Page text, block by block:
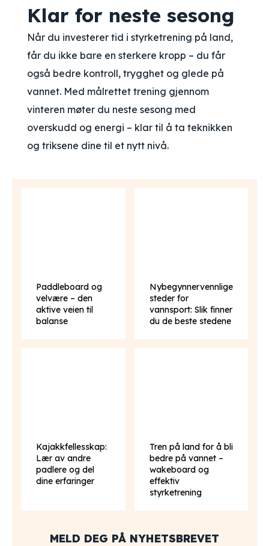
Klar for neste sesong
Når du investerer tid i styrketrening på land,
får du ikke bare en sterkere kropp – du får
også bedre kontroll, trygghet og glede på
vannet. Med målrettet trening gjennom
vinteren møter du neste sesong med
overskudd og energi – klar til å ta teknikken
og triksene dine til et nytt nivå.
Paddleboard og
velvære – den
aktive veien til
balanse
Nybegynnervennlige
steder for
vannsport: Slik finner
du de beste stedene
Kajakkfellesskap:
Lær av andre
padlere og del
dine erfaringer
Tren på land for å bli
bedre på vannet –
wakeboard og
effektiv
styrketrening
MELD DEG PÅ NYHETSBREVET